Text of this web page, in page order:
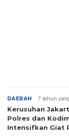
DAERAH 7 tahun
Kerusuhan
Polres dan
Intensifkan Giat